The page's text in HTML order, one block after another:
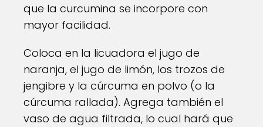
que la curcumina se incorpore con
mayor facilidad.
Coloca en la licuadora el jugo de
naranja, el jugo de limón, los trozos de
jengibre y la cúrcuma en polvo (o la
cúrcuma rallada). Agrega también el
vaso de agua filtrada, lo cual hará que